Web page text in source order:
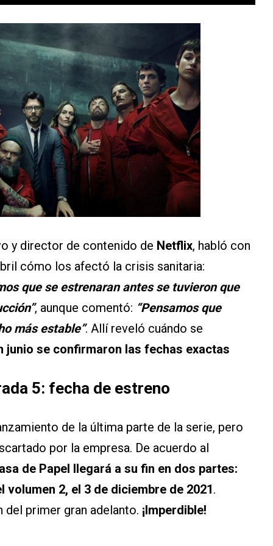
y director de contenido de Netflix, habló con
cómo los afectó la crisis sanitaria:
que se estrenaran antes se tuvieron que
, aunque comentó: “Pensamos que
más estable”. Allí reveló cuándo se
junio se confirmaron las fechas exactas
5: fecha de estreno
de la última parte de la serie, pero
por la empresa. De acuerdo al
de Papel llegará a su fin en dos partes:
2, el 3 de diciembre de 2021.
primer gran adelanto. ¡Imperdible!